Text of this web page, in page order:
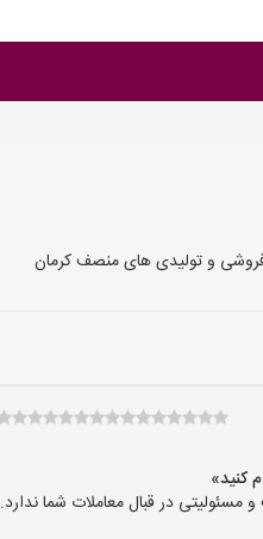
و تولیدی های منصف کرمان
در قبال معاملات شما ندارد.